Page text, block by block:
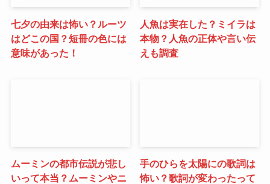
七夕の由来は怖い？ルーツ
はどこの国？短冊の色には
意味があった！
人魚は実在した？ミイラは
本物？人魚の正体や言い伝
えも調査
ムーミンの都市伝説が悲し
いって本当？ムーミンやニ
手のひらを太陽にの歌詞は
怖い？歌詞が変わったって